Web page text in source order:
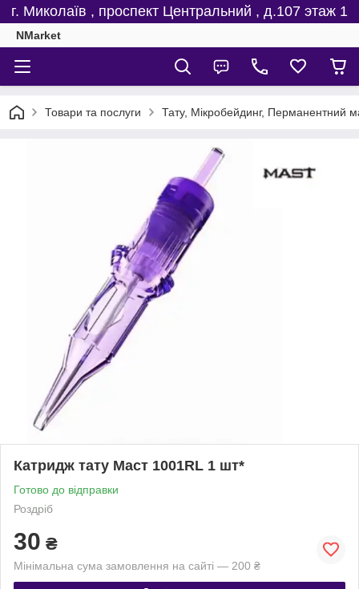
г. Миколаїв , проспект Центральний , д.107 этаж 1
NMarket
Товари та послуги Тату, Мікробейдинг, Перманентний
Катридж тату Маст 1001RL 1 шт*
Готово до відправки
Роздріб
30 ₴
Мінімальна сума замовлення на сайті — 200 ₴